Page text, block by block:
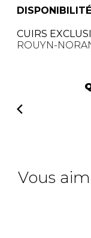
CUIRS
ROUYN-
Vous